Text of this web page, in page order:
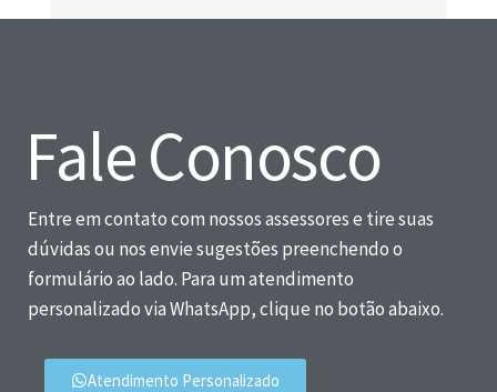
Fale Conosco
Entre em contato com nossos assessores e tire suas
dúvidas ou nos envie sugestões preenchendo o
formulário ao lado. Para um atendimento
personalizado via WhatsApp, clique no botão abaixo.
Atendimento Personalizado